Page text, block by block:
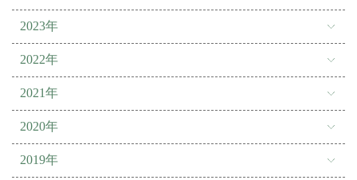
2023年
2022年
2021年
2020年
2019年